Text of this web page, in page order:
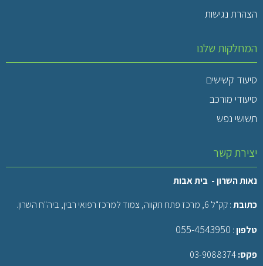
הצהרת נגישות
המחלקות שלנו
סיעוד קשישים
סיעודי מורכב
תשושי נפש
יצירת קשר
נאות השרון - בית אבות
כתובת: קק"ל 6, מרכז פתח תקווה, צמוד למרכז רפואי רבין, ביה"ח השרון.
טלפון:
055-4543950
פקס:03-9088374